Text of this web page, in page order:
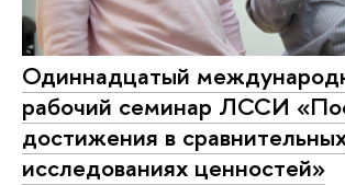
Одиннадцатый
рабочий семинар ЛССИ
достижения в
исследованиях ценностей»